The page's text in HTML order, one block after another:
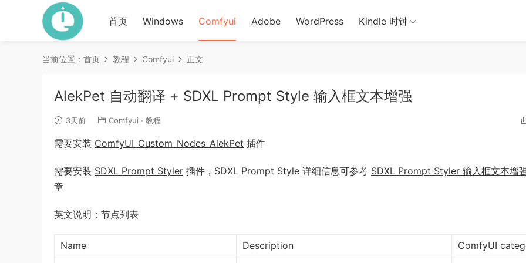
首页 Windows Comfyui Adobe WordPress Kindle 时钟
当前位置： 首页 教程 Comfyui 正文
AlekPet 自动翻译 + SDXL Prompt Style 输入框文本增强
3天前 Comfyui · 教程
需要安装 ComfyUI_Custom_Nodes_AlekPet 插件
需要安装 SDXL Prompt Styler 插件，SDXL Prompt Style 详细信息可参考 SDXL Prompt Styler 输入框文本增
章
英文说明：节点列表
Name Description
ComfyUI